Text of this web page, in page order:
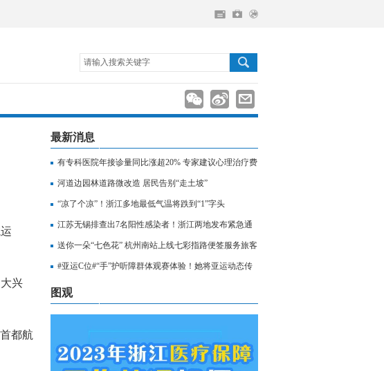
请输入搜索关键字
兴
都航
最新消息
有专科医院年接诊量同比涨超20% 专家建议心理治疗费
用纳入医保
河道边园林道路微改造 居民告别“走土坡”
“凉了个凉”！浙江多地最低气温将跌到“1”字头
江苏无锡排查出7名阳性感染者！浙江两地发布紧急通
知，相关人员请立即报备
送你一朵“七色花” 杭州南站上线七彩指路便签服务旅客
出行
#亚运C位#“手”护听障群体观赛体验！她将亚运动态传
至无声世界
图观